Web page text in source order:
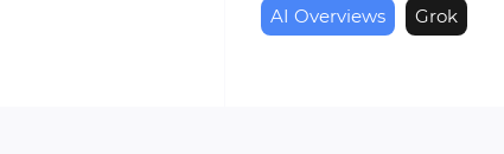
AI Overviews Grok